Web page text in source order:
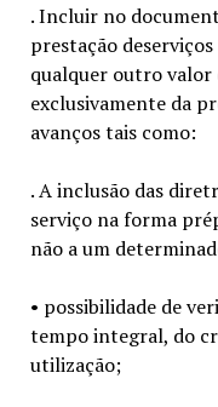
. Incluir no
prestação
qualquer outro valor
exclusivamente da
avanços tais como:
. A inclusão das
serviço na forma
não a um
• possibilidade de
tempo integral, do
utilização;